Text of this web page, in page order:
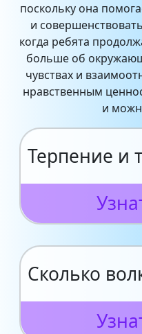
поскольку она
и
когда ребята
больше об
чувствах и
нравственным
и
Терпение и
Сколько